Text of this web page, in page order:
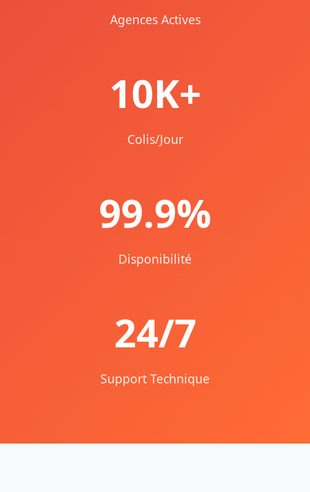
Agences Actives
10K+
Colis/Jour
99.9%
Disponibilité
24/7
Support Technique